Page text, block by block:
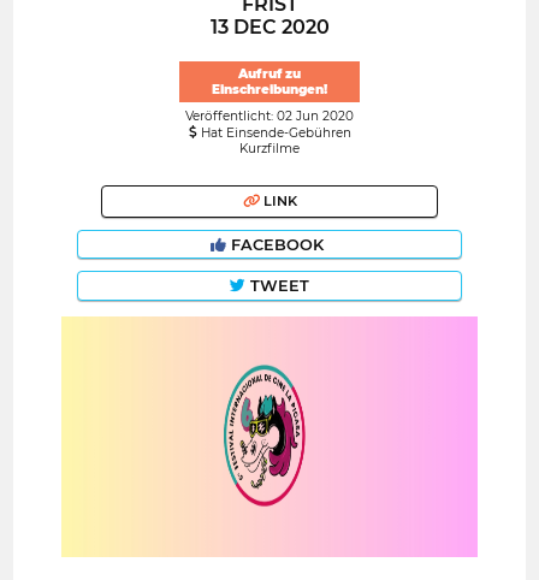
FRIST
13 DEC 2020
Aufruf zu
Einschreibungen!
Veröffentlicht: 02 Jun 2020
Hat Einsende-Gebühren
Kurzfilme
LINK
FACEBOOK
TWEET